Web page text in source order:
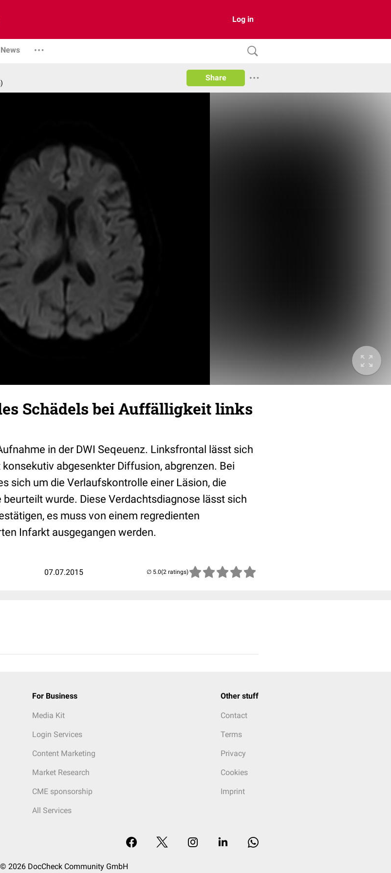
Log in
News
Share
Schädels bei Auffälligkeit links
in der DWI Seqeuenz. Linksfrontal lässt sich
abgesenkter Diffusion, abgrenzen. Bei
sich um die Verlaufskontrolle einer Läsion, die
wurde. Diese Verdachtsdiagnose lässt sich
es muss von einem regredienten
Infarkt ausgegangen werden.
07.07.2015 (2 ratings)
For Business
Media Kit
Login Services
Content Marketing
Market Research
CME sponsorship
All Services
Other stuff
Contact
Terms
Privacy
Cookies
Imprint
© 2026 DocCheck Community GmbH